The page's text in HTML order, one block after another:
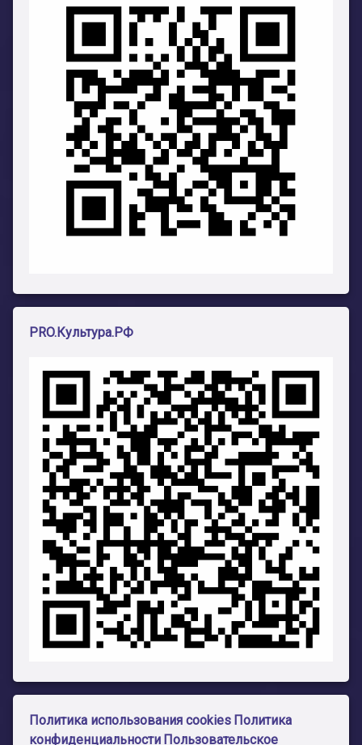
PRO.Культура.РФ
Политика использования cookies Политика
конфиденциальности Пользовательское